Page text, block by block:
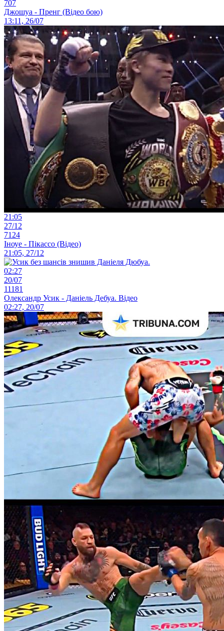
707
Джошуа - Пренг (Відео бою)
13:11, 26/07
21:05
27/12
7124
Іноуе - Пікассо (Відео)
21:05, 27/12
02:27
20/07
11181
Олександр Усик - Даніель Дебуа. Відео
02:27, 20/07